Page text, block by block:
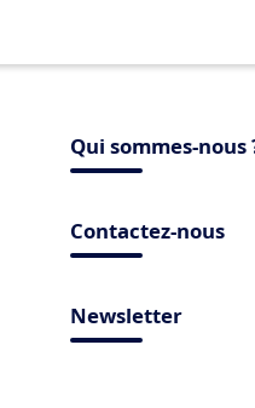
Qui sommes-nous
Contactez-nous
Newsletter